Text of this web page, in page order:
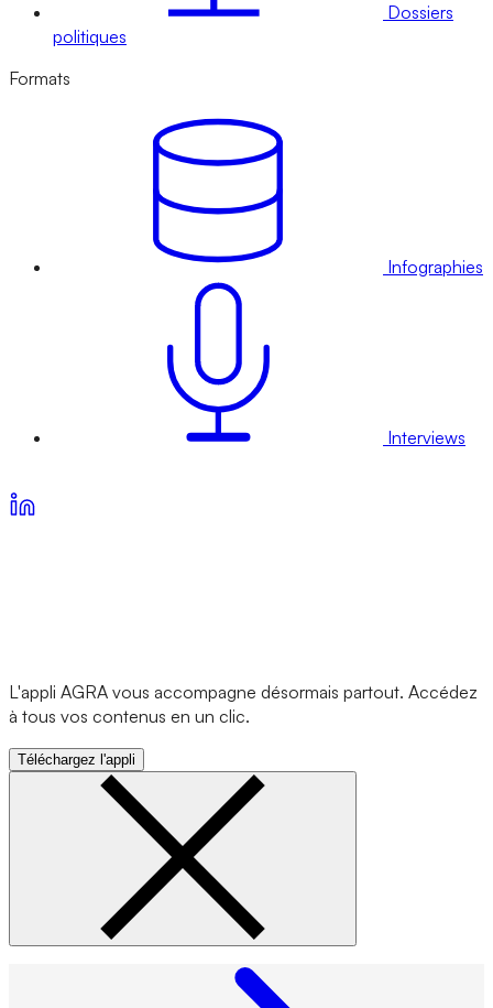
Dossiers
politiques
Formats
Infographies
Interviews
L'appli AGRA vous accompagne désormais partout. Accédez
à tous vos contenus en un clic.
Téléchargez l'appli